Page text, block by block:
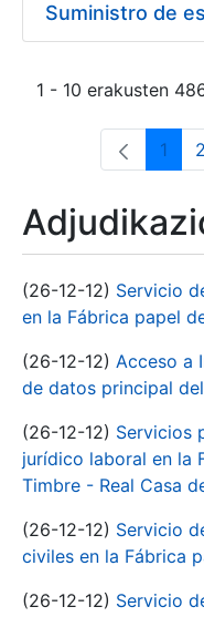
1 - 10 erakusten
1 2
(26-12-12) Servicio
en la Fábrica papel
(26-12-12) Acceso a
de datos principal
(26-12-12) Servicios
jurídico laboral en la
Timbre - Real Casa
(26-12-12) Servicio
civiles en la Fábrica
(26-12-12) Servicio